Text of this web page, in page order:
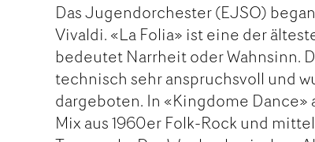
Das Jugendorchester (EJSO)
Vivaldi. «La Folia» ist eine der
bedeutet Narrheit oder Wahnsinn.
technisch sehr anspruchsvoll und
dargeboten. In «Kingdome
Mix aus 1960er Folk-Rock und